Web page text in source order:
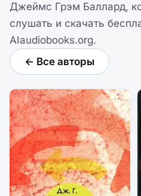
Джеймс Грэм Баллард,
слушать и скачать
AIaudiobooks.org.
← Все авторы